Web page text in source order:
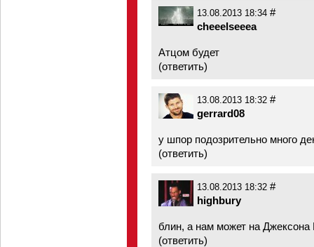
13.08.2013 18:34 #
cheeelseeea
Атцом будет
(ответить)
13.08.2013 18:32 #
gerrard08
у шпор подозрительно много
(ответить)
13.08.2013 18:32 #
highbury
блин, а нам может на
(ответить)